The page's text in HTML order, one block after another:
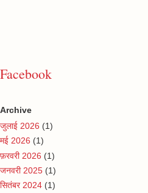
Facebook
Archive
जुलाई 2026 (1)
मई 2026 (1)
फ़रवरी 2026 (1)
जनवरी 2025 (1)
सितंबर 2024 (1)